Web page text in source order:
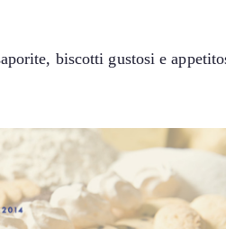
biscotti gustosi e